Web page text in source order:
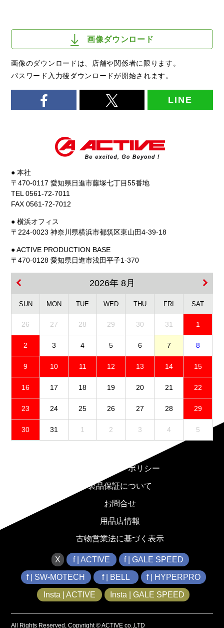
画像ダウンロード
画像のダウンロードは、店舗や関係者に限ります。
パスワード入力後ダウンロードが開始されます。
LINE
● 本社
〒470-0117 愛知県日進市藤塚七丁目55番地
TEL 0561-72-7011
FAX 0561-72-7012
● 横浜オフィス
〒224-0023 神奈川県横浜市都筑区東山田4-39-18
● ACTIVE PRODUCTION BASE
〒470-0128 愛知県日進市浅田平子1-370
2026年 8月
SUN MON TUE WED THU FRI SAT
26 27 28 29 30 31 1
2 3 4 5 6 7 8
9 10 11 12 13 14 15
16 17 18 19 20 21 22
23 24 25 26 27 28 29
30 31 1 2 3 4 5
プライバシーポリシー
製品保証について
お問合せ
用品店情報
古物営業法に基づく表示
X f | ACTIVE f | GALE SPEED
f | SW-MOTECH f | BELL f | HYPERPRO
Insta | ACTIVE Insta | GALE SPEED
All Rights Reserved, Copyright © ACTIVE co.,LTD